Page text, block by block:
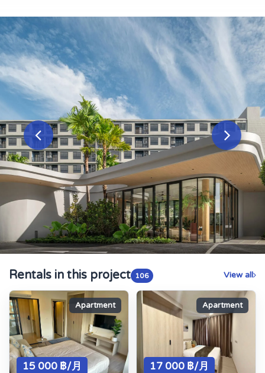
Rentals in this project 106 View all
Apartment
15 000 ฿/月
Apartment
17 000 ฿/月